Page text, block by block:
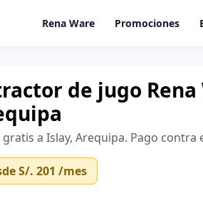
Rena Ware Promociones
de jugo
gratis a Islay, Arequipa. Pago contra
S/. 201 /mes